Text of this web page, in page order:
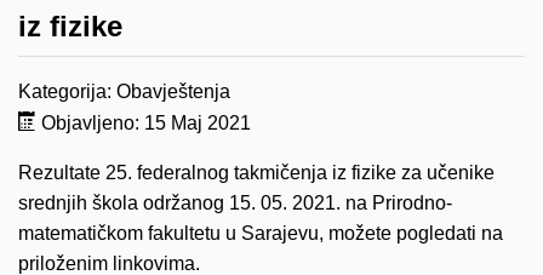
iz fizike
Kategorija: Obavještenja
Objavljeno: 15 Maj 2021
Rezultate 25. federalnog takmičenja iz fizike za učenike
srednjih škola održanog 15. 05. 2021. na Prirodno-
matematičkom fakultetu u Sarajevu, možete pogledati na
priloženim linkovima.